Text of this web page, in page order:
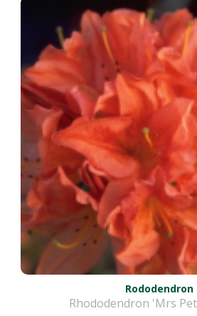
Rododendron
Rhododendron 'Mrs